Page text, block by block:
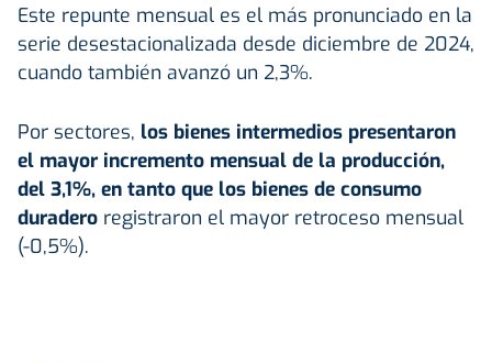
Este repunte mensual es el más pronunciado en la
serie desestacionalizada desde diciembre de 2024,
cuando también avanzó un 2,3%.
Por sectores, los bienes intermedios presentaron
el mayor incremento mensual de la producción,
del 3,1%, en tanto que los bienes de consumo
duradero registraron el mayor retroceso mensual
(-0,5%).